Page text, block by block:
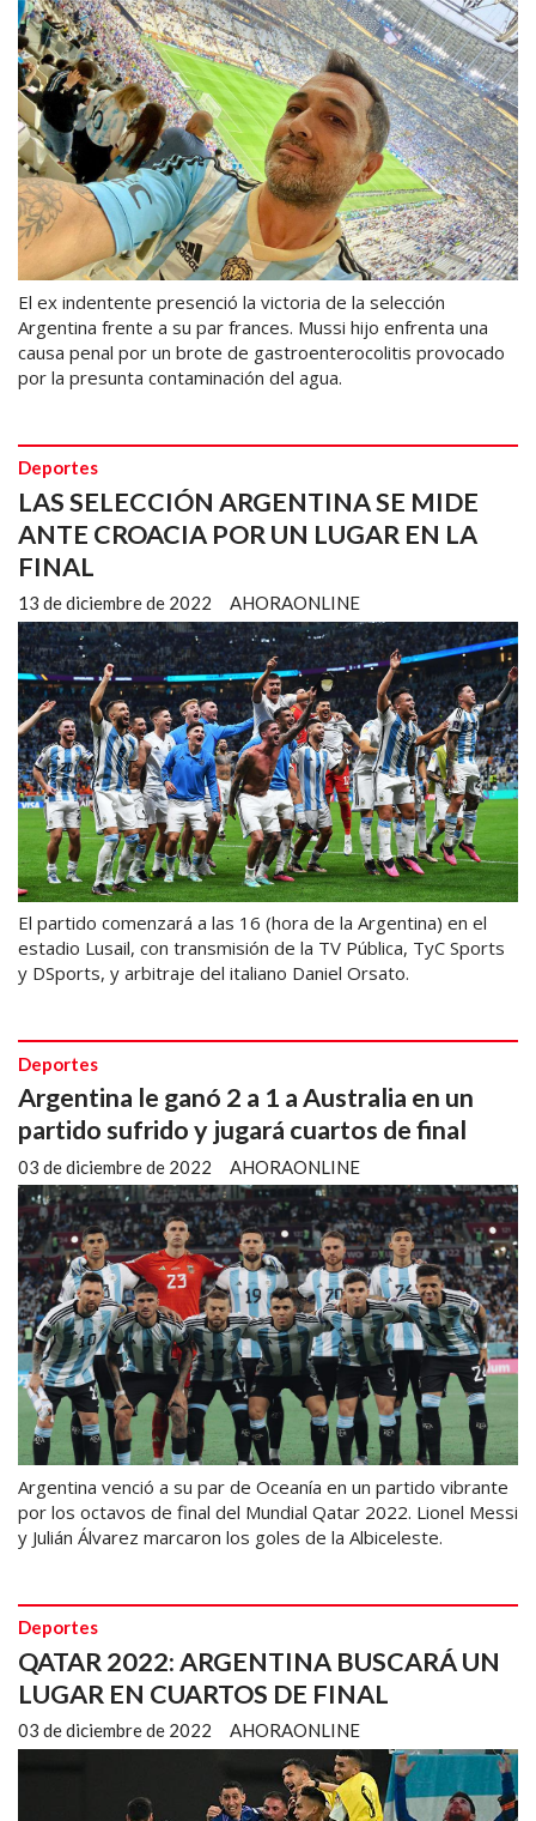
El ex indentente presenció la victoria de la selección
Argentina frente a su par frances. Mussi hijo enfrenta una
causa penal por un brote de gastroenterocolitis provocado
por la presunta contaminación del agua.
LAS SELECCIÓN ARGENTINA SE MIDE
ANTE CROACIA POR UN LUGAR EN LA
FINAL
AHORAONLINE
Deportes
13 de diciembre de 2022
El partido comenzará a las 16 (hora de la Argentina) en el
estadio Lusail, con transmisión de la TV Pública, TyC Sports
y DSports, y arbitraje del italiano Daniel Orsato.
Argentina le ganó 2 a 1 a Australia en un
partido sufrido y jugará cuartos de final
AHORAONLINE
Deportes
03 de diciembre de 2022
Argentina venció a su par de Oceanía en un partido vibrante
por los octavos de final del Mundial Qatar 2022. Lionel Messi
y Julián Álvarez marcaron los goles de la Albiceleste.
QATAR 2022: ARGENTINA BUSCARÁ UN
LUGAR EN CUARTOS DE FINAL
AHORAONLINE
Deportes
03 de diciembre de 2022